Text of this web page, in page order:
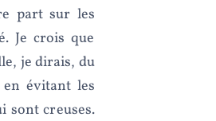
part sur les
Je crois que
je dirais, du
en évitant les
sont creuses.